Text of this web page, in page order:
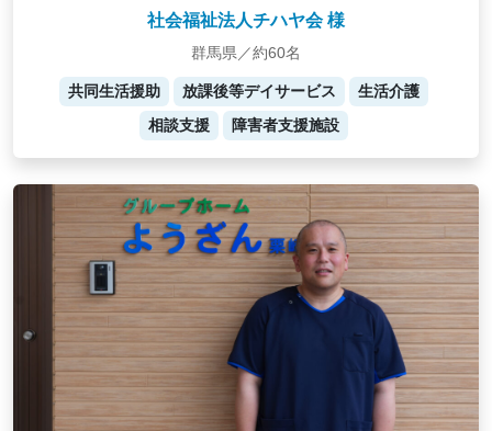
社会福祉法人チハヤ会 様
群馬県／約60名
共同生活援助 放課後等デイサービス
生活介護
相談支援
障害者支援施設